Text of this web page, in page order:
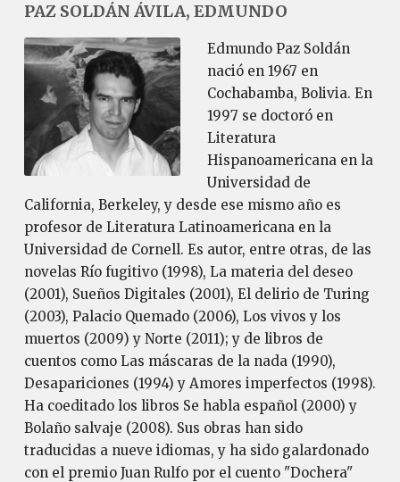
PAZ SOLDÁN ÁVILA, EDMUNDO
Edmundo Paz Soldán
nació en 1967 en
Cochabamba, Bolivia. En
1997 se doctoró en
Literatura
Hispanoamericana en la
Universidad de
California, Berkeley, y desde ese mismo año es
profesor de Literatura Latinoamericana en la
Universidad de Cornell. Es autor, entre otras, de las
novelas Río fugitivo (1998), La materia del deseo
(2001), Sueños Digitales (2001), El delirio de Turing
(2003), Palacio Quemado (2006), Los vivos y los
muertos (2009) y Norte (2011); y de libros de
cuentos como Las máscaras de la nada (1990),
Desapariciones (1994) y Amores imperfectos (1998).
Ha coeditado los libros Se habla español (2000) y
Bolaño salvaje (2008). Sus obras han sido
traducidas a nueve idiomas, y ha sido galardonado
con el premio Juan Rulfo por el cuento "Dochera"